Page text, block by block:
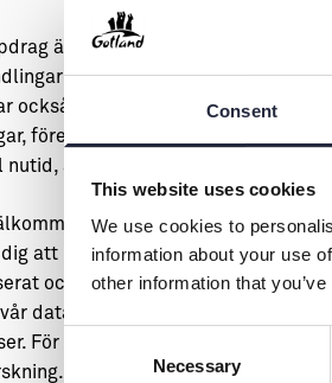
Consent
This website uses cookies
We use cookies to
information about your use
other information that
Necessary
är att bevara och
från exempelvis
också uppdraget att vara enskilt
företag och privatpersoner. Vi
allt från professionella
att beställa fram
att hitta det du är intresserad
och finns tillgängligt via
dataläsesal på plats. Här finns
För besökarna finns också ett